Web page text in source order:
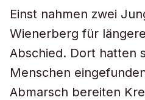
Einst nahmen zwei
Wienerberg für
Abschied. Dort hatten
Menschen
Abmarsch bereiten